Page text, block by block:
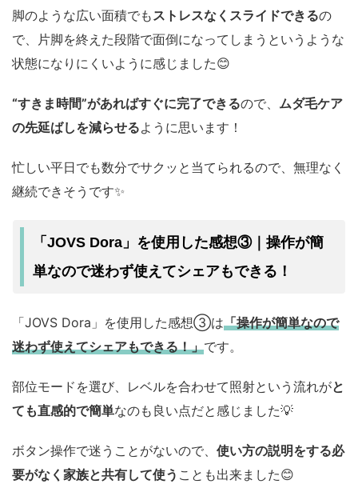
脚のような広い面積でも ストレスなくスライドできるの
で、片脚を終えた段階で面倒になってしまうというような
状態になりにくいように感じました😊
“すきま時間”があればすぐに完了できるので、 ムダ毛ケア
の先延ばしを減らせるように思います！
忙しい平日でも数分でサクッと当てられるので、無理なく
継続できそうです✨️
「JOVS Dora」を使用した感想③｜操作が簡
単なので迷わず使えてシェアもできる！
「JOVS Dora」を使用した感想③は「操作が簡単なので
迷わず使えてシェアもできる！」です。
部位モードを選び、レベルを合わせて照射という流れがと
ても直感的で簡単なのも良い点だと感じました💡
ボタン操作で迷うことがないので、 使い方の説明をする必
要がなく家族と共有して使う ことも出来ました😊